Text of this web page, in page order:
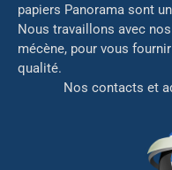
papiers Panorama sont
Nous travaillons avec
mécène, pour vous
qualité.
Nos contacts et